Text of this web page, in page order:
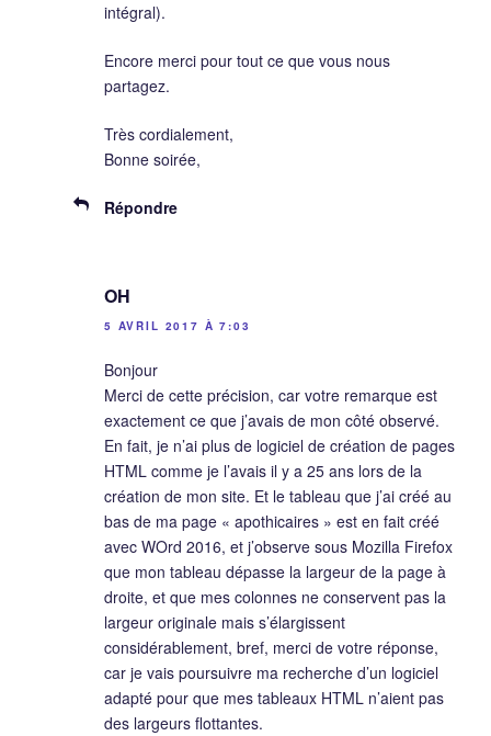
intégral).
Encore merci pour tout ce que vous nous
partagez.
Très cordialement,
Bonne soirée,
Répondre
OH
5 AVRIL 2017 À 7:03
Bonjour
Merci de cette précision, car votre remarque est
exactement ce que j’avais de mon côté observé.
En fait, je n’ai plus de logiciel de création de pages
HTML comme je l’avais il y a 25 ans lors de la
création de mon site. Et le tableau que j’ai créé au
bas de ma page « apothicaires » est en fait créé
avec WOrd 2016, et j’observe sous Mozilla Firefox
que mon tableau dépasse la largeur de la page à
droite, et que mes colonnes ne conservent pas la
largeur originale mais s’élargissent
considérablement, bref, merci de votre réponse,
car je vais poursuivre ma recherche d’un logiciel
adapté pour que mes tableaux HTML n’aient pas
des largeurs flottantes.